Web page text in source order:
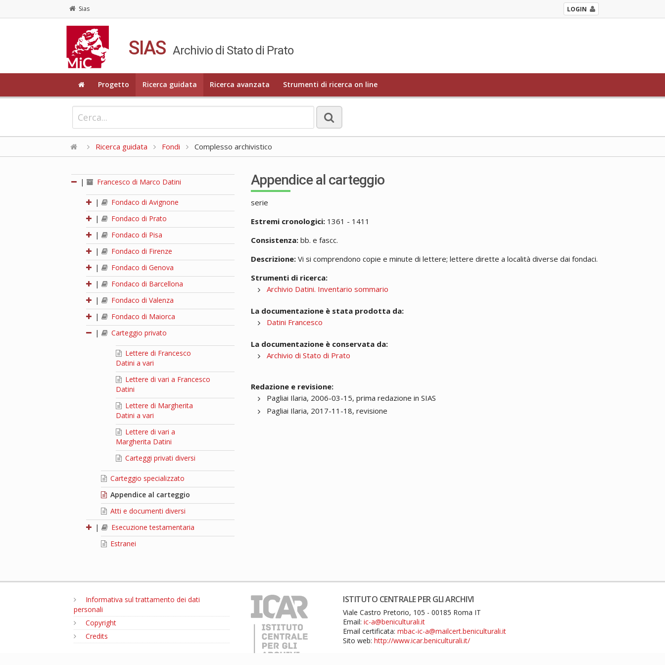
Sias LOGIN
SIAS Archivio di Stato di Prato
Progetto Ricerca guidata Ricerca avanzata Strumenti di ricerca on line
Ricerca guidata Fondi Complesso archivistico
| Francesco di Marco Datini
|
Fondaco di Avignone
|
Fondaco di Prato
|
Fondaco di Pisa
|
Fondaco di Firenze
|
Fondaco di Genova
|
Fondaco di Barcellona
|
Fondaco di Valenza
|
Fondaco di Maiorca
|
Carteggio privato
Lettere di Francesco
Datini a vari
Lettere di vari a Francesco
Datini
Lettere di Margherita
Datini a vari
Lettere di vari a
Margherita Datini
Carteggi privati diversi
Carteggio specializzato
Appendice al carteggio
Atti e documenti diversi
|
Esecuzione testamentaria
Estranei
Appendice al carteggio
serie
Estremi cronologici: 1361 - 1411
Consistenza: bb. e fascc.
Descrizione: Vi si comprendono copie e minute di lettere; lettere dirette a località diverse dai fondaci.
Strumenti di ricerca:
Archivio Datini. Inventario sommario
La documentazione è stata prodotta da:
Datini Francesco
La documentazione è conservata da:
Archivio di Stato di Prato
Redazione e revisione:
Pagliai Ilaria, 2006-03-15, prima redazione in SIAS
Pagliai Ilaria, 2017-11-18, revisione
Informativa sul trattamento dei dati
personali
Copyright
Credits
ISTITUTO CENTRALE PER GLI ARCHIVI
Viale Castro Pretorio, 105 - 00185 Roma IT
Email:ic-a@beniculturali.it
Email certificata:mbac-ic-a@mailcert.beniculturali.it
Sito web:http://www.icar.beniculturali.it/